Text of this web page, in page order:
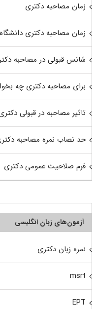
زمان مصاحبه دکتری
زمان مصاحبه دکتری دانشگاه
شانس قبولی در مصاحبه
برای مصاحبه دکتری چه
تاثیر مصاحبه در قبولی
حد نصاب نمره مصاحبه
فرم صلاحیت عمومی دکتری
آزمون‌های زبان انگلیسی
نمره زبان دکتری
msrt
EPT